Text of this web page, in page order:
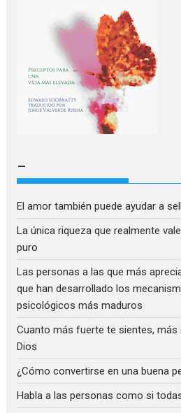
–
El amor también puede ayudar a
La única riqueza que realmente
puro
Las personas a las que más
que han desarrollado los
psicológicos más maduros
Cuanto más fuerte te sientes, más
Dios
¿Cómo convertirse en una buena
Habla a las personas como si